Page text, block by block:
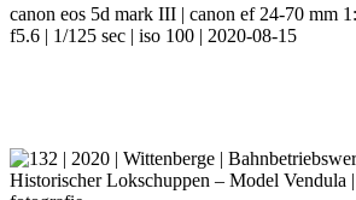
canon eos 5d mark III | canon ef 24-70 mm
f5.6 | 1/125 sec | iso 100 | 2020-08-15